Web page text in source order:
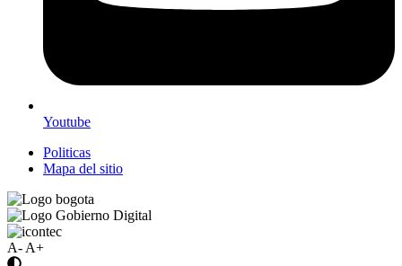
Youtube
Politicas
Mapa del sitio
A- A+